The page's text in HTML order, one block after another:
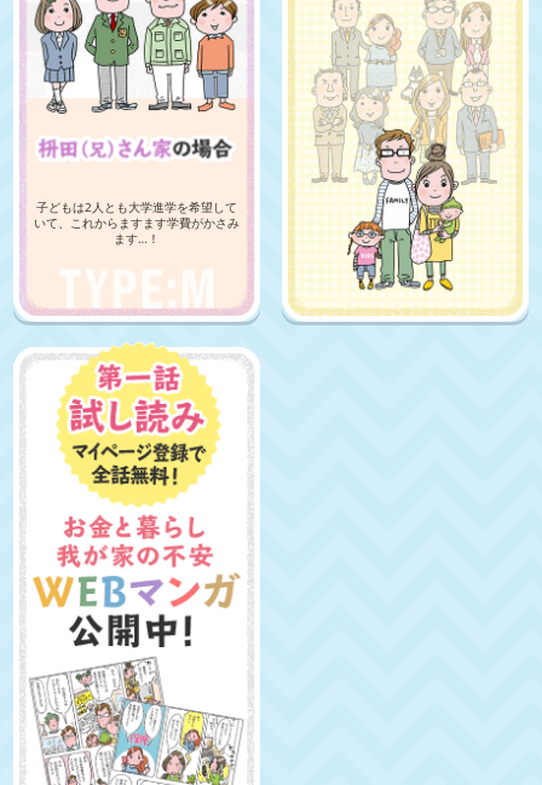
子どもは2人とも大学進学を希望して
いて、これからますます学費がかさみ
ます…！